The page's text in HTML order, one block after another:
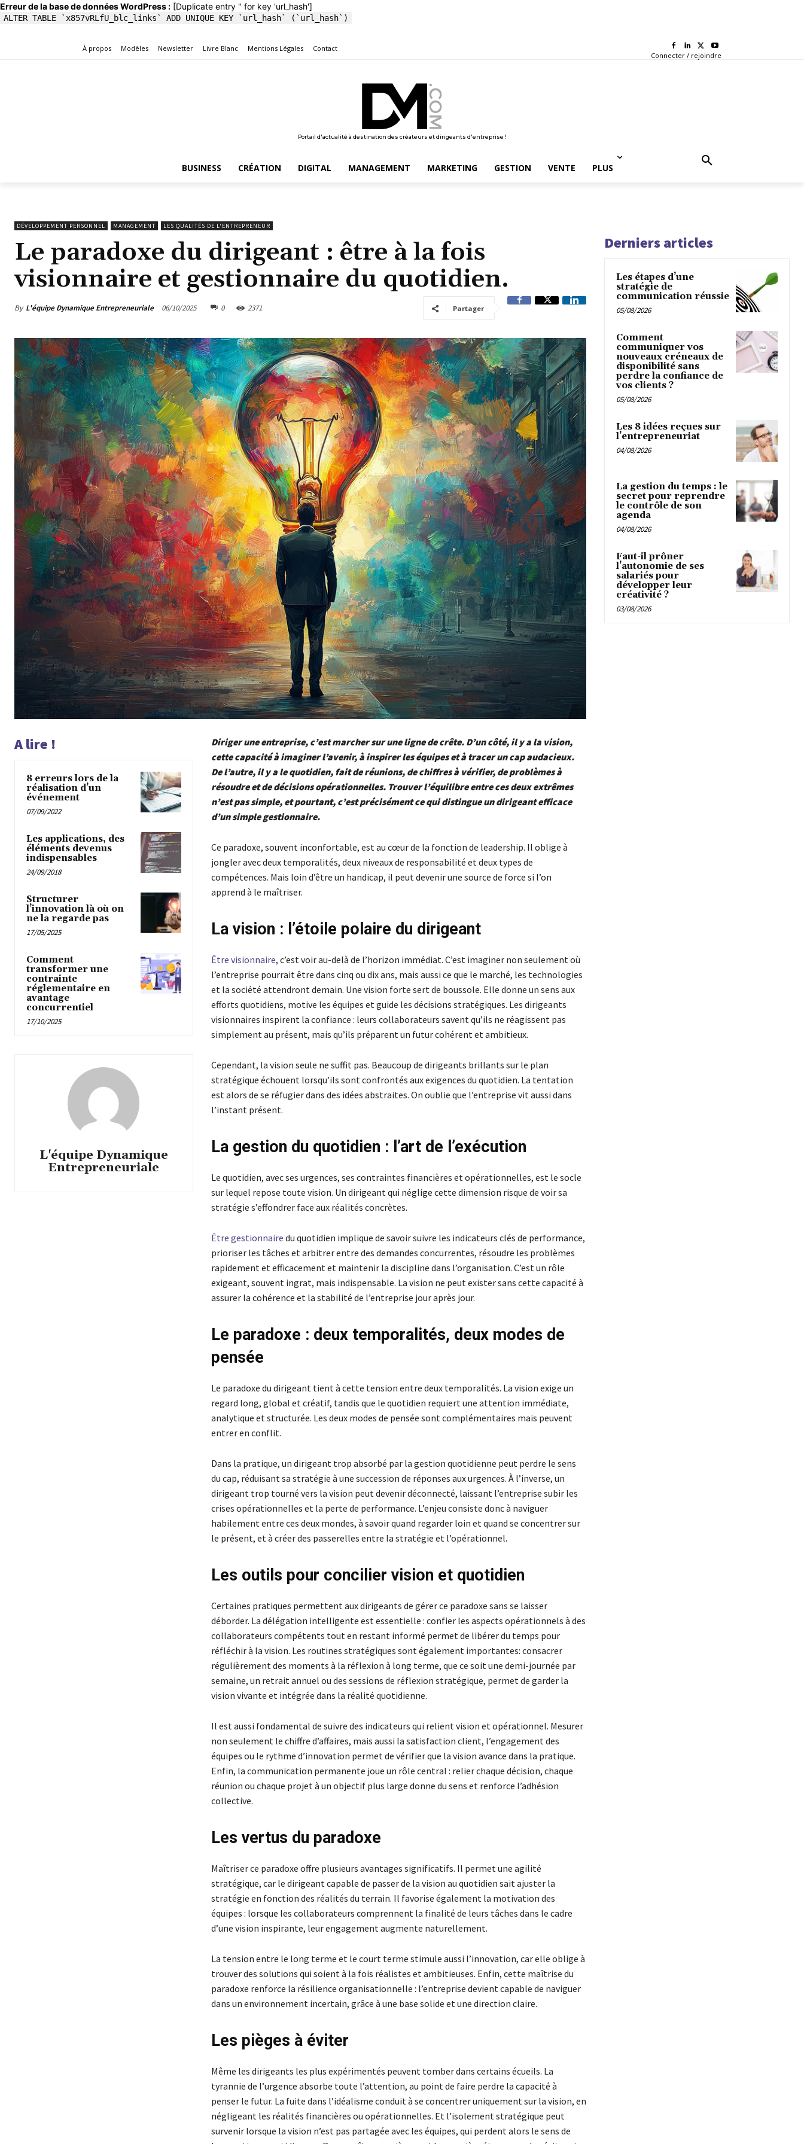
Erreur de la base de données WordPress : [Duplicate entry '' for key 'url_hash']
ALTER TABLE `x857vRLfU_blc_links` ADD UNIQUE KEY `url_hash` (`url_hash`)
À propos Modèles Newsletter Livre Blanc Mentions Légales Contact
Connecter / rejoindre
Portail d'actualité à destination des créateurs et dirigeants d'entreprise !
BUSINESS CRÉATION DIGITAL MANAGEMENT MARKETING GESTION VENTE PLUS
DÉVELOPPEMENT PERSONNEL MANAGEMENT LES QUALITÉS DE L'ENTREPRENEUR
Le paradoxe du dirigeant : être à la fois
visionnaire et gestionnaire du quotidien.
By L'équipe Dynamique Entrepreneuriale 06/10/2025 0 2371 Partager
A lire !
8 erreurs lors de la
réalisation d’un
événement
07/09/2022
Les applications, des
éléments devenus
indispensables
24/09/2018
Structurer
l’innovation là où on
ne la regarde pas
17/05/2025
Comment
transformer une
contrainte
réglementaire en
avantage
concurrentiel
17/10/2025
L'équipe Dynamique
Entrepreneuriale
Diriger une entreprise, c’est marcher sur une ligne de crête. D’un côté, il y a la vision,
cette capacité à imaginer l’avenir, à inspirer les équipes et à tracer un cap audacieux.
De l’autre, il y a le quotidien, fait de réunions, de chiffres à vérifier, de problèmes à
résoudre et de décisions opérationnelles. Trouver l’équilibre entre ces deux extrêmes
n’est pas simple, et pourtant, c’est précisément ce qui distingue un dirigeant efficace
d’un simple gestionnaire.
Ce paradoxe, souvent inconfortable, est au cœur de la fonction de leadership. Il oblige à
jongler avec deux temporalités, deux niveaux de responsabilité et deux types de
compétences. Mais loin d’être un handicap, il peut devenir une source de force si l’on
apprend à le maîtriser.
La vision : l’étoile polaire du dirigeant
Être visionnaire, c’est voir au-delà de l’horizon immédiat. C’est imaginer non seulement où
l’entreprise pourrait être dans cinq ou dix ans, mais aussi ce que le marché, les technologies
et la société attendront demain. Une vision forte sert de boussole. Elle donne un sens aux
efforts quotidiens, motive les équipes et guide les décisions stratégiques. Les dirigeants
visionnaires inspirent la confiance : leurs collaborateurs savent qu’ils ne réagissent pas
simplement au présent, mais qu’ils préparent un futur cohérent et ambitieux.
Cependant, la vision seule ne suffit pas. Beaucoup de dirigeants brillants sur le plan
stratégique échouent lorsqu’ils sont confrontés aux exigences du quotidien. La tentation
est alors de se réfugier dans des idées abstraites. On oublie que l’entreprise vit aussi dans
l’instant présent.
La gestion du quotidien : l’art de l’exécution
Le quotidien, avec ses urgences, ses contraintes financières et opérationnelles, est le socle
sur lequel repose toute vision. Un dirigeant qui néglige cette dimension risque de voir sa
stratégie s’effondrer face aux réalités concrètes.
Être gestionnaire du quotidien implique de savoir suivre les indicateurs clés de performance,
prioriser les tâches et arbitrer entre des demandes concurrentes, résoudre les problèmes
rapidement et efficacement et maintenir la discipline dans l’organisation. C’est un rôle
exigeant, souvent ingrat, mais indispensable. La vision ne peut exister sans cette capacité à
assurer la cohérence et la stabilité de l’entreprise jour après jour.
Le paradoxe : deux temporalités, deux modes de
pensée
Le paradoxe du dirigeant tient à cette tension entre deux temporalités. La vision exige un
regard long, global et créatif, tandis que le quotidien requiert une attention immédiate,
analytique et structurée. Les deux modes de pensée sont complémentaires mais peuvent
entrer en conflit.
Dans la pratique, un dirigeant trop absorbé par la gestion quotidienne peut perdre le sens
du cap, réduisant sa stratégie à une succession de réponses aux urgences. À l’inverse, un
dirigeant trop tourné vers la vision peut devenir déconnecté, laissant l’entreprise subir les
crises opérationnelles et la perte de performance. L’enjeu consiste donc à naviguer
habilement entre ces deux mondes, à savoir quand regarder loin et quand se concentrer sur
le présent, et à créer des passerelles entre la stratégie et l’opérationnel.
Les outils pour concilier vision et quotidien
Certaines pratiques permettent aux dirigeants de gérer ce paradoxe sans se laisser
déborder. La délégation intelligente est essentielle : confier les aspects opérationnels à des
collaborateurs compétents tout en restant informé permet de libérer du temps pour
réfléchir à la vision. Les routines stratégiques sont également importantes: consacrer
régulièrement des moments à la réflexion à long terme, que ce soit une demi-journée par
semaine, un retrait annuel ou des sessions de réflexion stratégique, permet de garder la
vision vivante et intégrée dans la réalité quotidienne.
Il est aussi fondamental de suivre des indicateurs qui relient vision et opérationnel. Mesurer
non seulement le chiffre d’affaires, mais aussi la satisfaction client, l’engagement des
équipes ou le rythme d’innovation permet de vérifier que la vision avance dans la pratique.
Enfin, la communication permanente joue un rôle central : relier chaque décision, chaque
réunion ou chaque projet à un objectif plus large donne du sens et renforce l’adhésion
collective.
Les vertus du paradoxe
Maîtriser ce paradoxe offre plusieurs avantages significatifs. Il permet une agilité
stratégique, car le dirigeant capable de passer de la vision au quotidien sait ajuster la
stratégie en fonction des réalités du terrain. Il favorise également la motivation des
équipes : lorsque les collaborateurs comprennent la finalité de leurs tâches dans le cadre
d’une vision inspirante, leur engagement augmente naturellement.
La tension entre le long terme et le court terme stimule aussi l’innovation, car elle oblige à
trouver des solutions qui soient à la fois réalistes et ambitieuses. Enfin, cette maîtrise du
paradoxe renforce la résilience organisationnelle : l’entreprise devient capable de naviguer
dans un environnement incertain, grâce à une base solide et une direction claire.
Les pièges à éviter
Même les dirigeants les plus expérimentés peuvent tomber dans certains écueils. La
tyrannie de l’urgence absorbe toute l’attention, au point de faire perdre la capacité à
penser le futur. La fuite dans l’idéalisme conduit à se concentrer uniquement sur la vision, en
négligeant les réalités financières ou opérationnelles. Et l’isolement stratégique peut
survenir lorsque la vision n’est pas partagée avec les équipes, qui perdent alors le sens de
Derniers articles
Les étapes d’une
stratégie de
communication réussie
05/08/2026
Comment
communiquer vos
nouveaux créneaux de
disponibilité sans
perdre la confiance de
vos clients ?
05/08/2026
Les 8 idées reçues sur
l’entrepreneuriat
04/08/2026
La gestion du temps : le
secret pour reprendre
le contrôle de son
agenda
04/08/2026
Faut-il prôner
l’autonomie de ses
salariés pour
développer leur
créativité ?
03/08/2026